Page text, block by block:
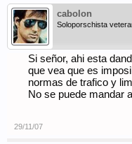
cabolon
Soloporschista
Si señor, ahi esta
que vea que es
normas de trafico y
No se puede mandar
29/11/07